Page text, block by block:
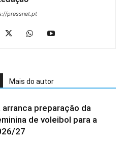
pressnet.pt
Mais do autor
arranca preparação da
de voleibol para a
27